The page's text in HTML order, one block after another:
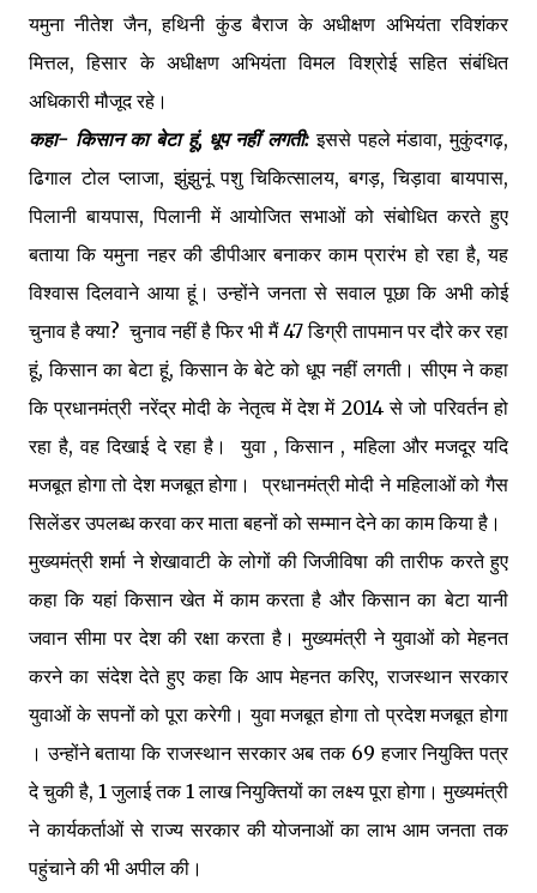
यमुना नीतेश जैन, हथिनी कुंड बैराज के अधीक्षण अभियंता रविशंकर
मित्तल, हिसार के अधीक्षण अभियंता विमल विश्रोई सहित संबंधित
अधिकारी मौजूद रहे।
कहा- किसान का बेटा हूं, धूप नहीं लगती: इससे पहले मंडावा, मुकुंदगढ़,
ढिगाल टोल प्लाजा, झुंझुनूं पशु चिकित्सालय, बगड़, चिड़ावा बायपास,
पिलानी बायपास, पिलानी में आयोजित सभाओं को संबोधित करते हुए
बताया कि यमुना नहर की डीपीआर बनाकर काम प्रारंभ हो रहा है, यह
विश्वास दिलवाने आया हूं। उन्होंने जनता से सवाल पूछा कि अभी कोई
चुनाव है क्या? चुनाव नहीं है फिर भी मैं 47 डिग्री तापमान पर दौरे कर रहा
हूं, किसान का बेटा हूं, किसान के बेटे को धूप नहीं लगती। सीएम ने कहा
कि प्रधानमंत्री नरेंद्र मोदी के नेतृत्व में देश में 2014 से जो परिवर्तन हो
रहा है, वह दिखाई दे रहा है। युवा , किसान , महिला और मजदूर यदि
मजबूत होगा तो देश मजबूत होगा। प्रधानमंत्री मोदी ने महिलाओं को गैस
सिलेंडर उपलब्ध करवा कर माता बहनों को सम्मान देने का काम किया है।
मुख्यमंत्री शर्मा ने शेखावाटी के लोगों की जिजीविषा की तारीफ करते हुए
कहा कि यहां किसान खेत में काम करता है और किसान का बेटा यानी
जवान सीमा पर देश की रक्षा करता है। मुख्यमंत्री ने युवाओं को मेहनत
करने का संदेश देते हुए कहा कि आप मेहनत करिए, राजस्थान सरकार
युवाओं के सपनों को पूरा करेगी। युवा मजबूत होगा तो प्रदेश मजबूत होगा
। उन्होंने बताया कि राजस्थान सरकार अब तक 69 हजार नियुक्ति पत्र
दे चुकी है, 1 जुलाई तक 1 लाख नियुक्तियों का लक्ष्य पूरा होगा। मुख्यमंत्री
ने कार्यकर्ताओं से राज्य सरकार की योजनाओं का लाभ आम जनता तक
पहुंचाने की भी अपील की।